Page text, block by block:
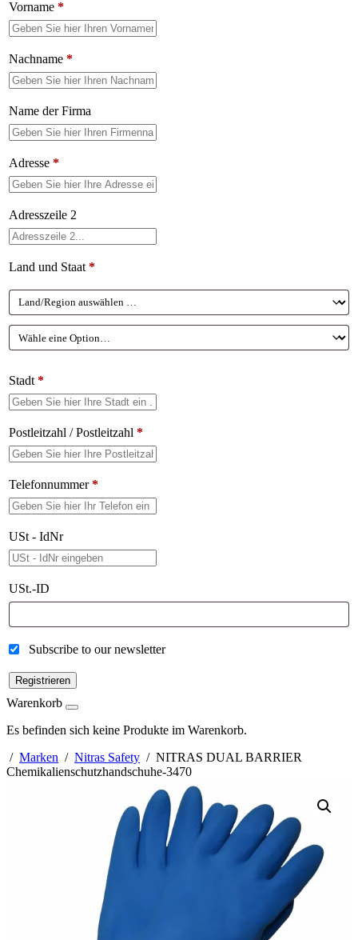
Vorname *
Nachname *
Name der Firma
Adresse *
Adresszeile 2
Land und Staat *
Stadt *
Postleitzahl / Postleitzahl *
Telefonnummer*
USt - IdNr
USt.-ID
Subscribe to our newsletter
Registrieren
Warenkorb
Es befinden sich keine Produkte im Warenkorb.
/ Marken / Nitras Safety / NITRAS DUAL BARRIER
Chemikalienschutzhandschuhe-3470